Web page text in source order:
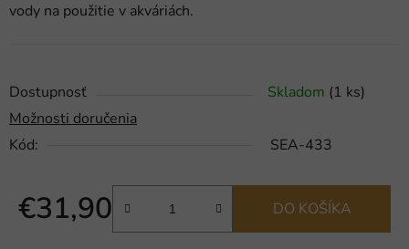
vody na použitie v akváriách.
Dostupnosť Skladom (1 ks)
Možnosti doručenia
Kód:
SEA-433
€31,90
Jednotková cena:
DO KOŠÍKA